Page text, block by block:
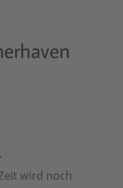
Google Kalen­der
wird noch